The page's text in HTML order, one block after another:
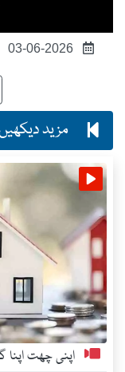
03-06-2026
مزید
اپنی چھت اپنا